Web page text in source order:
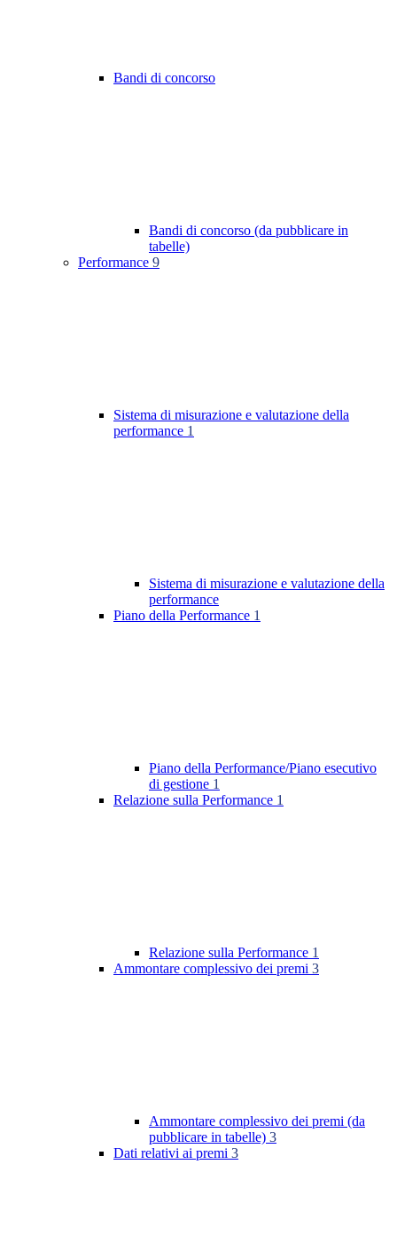
Bandi di concorso
Bandi di concorso (da pubblicare in
tabelle)
Performance 9
Sistema di misurazione e valutazione della
performance 1
Sistema di misurazione e valutazione della
performance
Piano della Performance 1
Piano della Performance/Piano esecutivo
di gestione 1
Relazione sulla Performance 1
Relazione sulla Performance 1
Ammontare complessivo dei premi 3
Ammontare complessivo dei premi (da
pubblicare in tabelle) 3
Dati relativi ai premi 3